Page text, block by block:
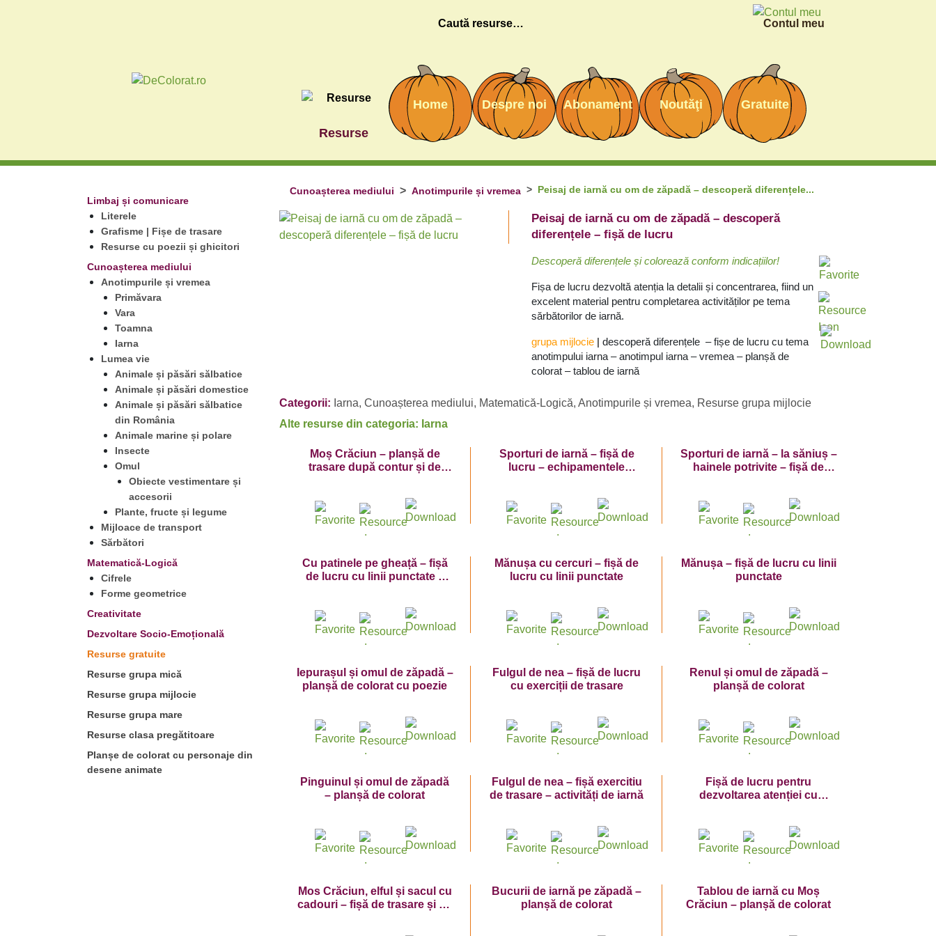
Caută Contul meu
Resurse
Home Despre noi Abonament Noutăţi Gratuite
Limbaj și comunicare
Literele
Grafisme | Fișe de trasare
Resurse cu poezii și ghicitori
Cunoașterea mediului
Anotimpurile și vremea
Primăvara
Vara
Toamna
Iarna
Lumea vie
Animale și păsări sălbatice
Animale și păsări domestice
Animale și păsări sălbatice
din România
Animale marine și polare
Insecte
Omul
Obiecte vestimentare și
accesorii
Plante, fructe și legume
Mijloace de transport
Sărbători
Matematică-Logică
Cifrele
Forme geometrice
Creativitate
Dezvoltare Socio-Emoțională
Resurse gratuite
Resurse grupa mică
Resurse grupa mijlocie
Resurse grupa mare
Resurse clasa pregătitoare
Planșe de colorat cu personaje din
desene animate
Cunoașterea mediului Anotimpurile și vremea Peisaj de iarnă cu om de zăpadă – descoperă diferențele...
Peisaj de iarnă cu om de zăpadă – descoperă
diferențele – fișă de lucru
Descoperă diferențele și colorează conform indicațiilor!
Fișa de lucru dezvoltă atenția la detalii și concentrarea, fiind un
excelent material pentru completarea activităților pe tema
sărbătorilor de iarnă.
grupa mijlocie| descoperă diferențele – fișe de lucru cu tema
anotimpului iarna – anotimpul iarna – vremea – planșă de
colorat – tablou de iarnă
Categorii: Iarna, Cunoașterea mediului, Matematică-Logică, Anotimpurile și vremea, Resurse grupa mijlocie
Alte resurse din categoria: Iarna
Moș Crăciun – planșă de
trasare după contur și de
Sporturi de iarnă – fișă de
lucru – echipamentele
Sporturi de iarnă – la săniuș –
hainele potrivite – fișă de
Cu patinele pe gheață – fișă
de lucru cu linii punctate –
Mănușa cu cercuri – fișă de
lucru cu linii punctate
Mănușa – fișă de lucru cu linii
punctate
Iepurașul și omul de zăpadă –
planșă de colorat cu poezie
Fulgul de nea – fișă de lucru
cu exerciții de trasare
Renul și omul de zăpadă –
planșă de colorat
Pinguinul și omul de zăpadă
– planșă de colorat
Fulgul de nea – fișă exercitiu
de trasare – activități de iarnă
Fișă de lucru pentru
dezvoltarea atenției cu
Mos Crăciun, elful și sacul cu
cadouri – fișă de trasare și de
Bucurii de iarnă pe zăpadă –
planșă de colorat
Tablou de iarnă cu Moș
Crăciun – planșă de colorat